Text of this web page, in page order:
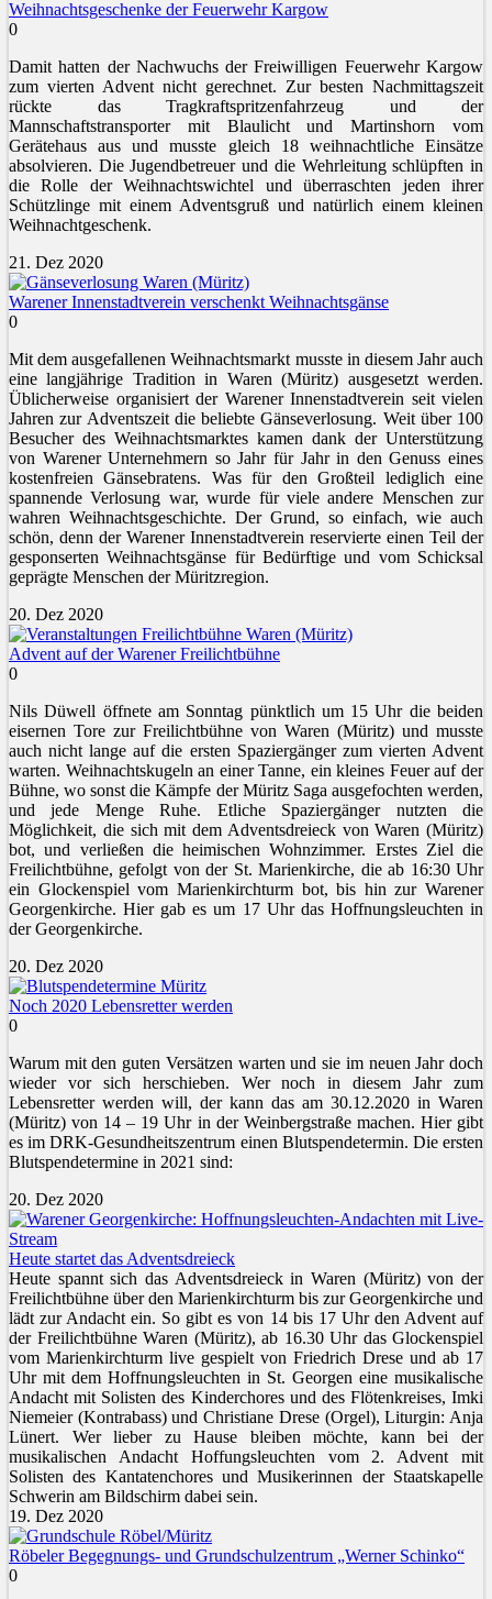
Weihnachtsgeschenke der Feuerwehr Kargow
0
Damit hatten der Nachwuchs der Freiwilligen Feuerwehr Kargow
zum vierten Advent nicht gerechnet. Zur besten Nachmittagszeit
rückte das Tragkraftspritzenfahrzeug und der
Mannschaftstransporter mit Blaulicht und Martinshorn vom
Gerätehaus aus und musste gleich 18 weihnachtliche Einsätze
absolvieren. Die Jugendbetreuer und die Wehrleitung schlüpften in
die Rolle der Weihnachtswichtel und überraschten jeden ihrer
Schützlinge mit einem Adventsgruß und natürlich einem kleinen
Weihnachtgeschenk.
21. Dez 2020
Warener Innenstadtverein verschenkt Weihnachtsgänse
0
Mit dem ausgefallenen Weihnachtsmarkt musste in diesem Jahr auch
eine langjährige Tradition in Waren (Müritz) ausgesetzt werden.
Üblicherweise organisiert der Warener Innenstadtverein seit vielen
Jahren zur Adventszeit die beliebte Gänseverlosung. Weit über 100
Besucher des Weihnachtsmarktes kamen dank der Unterstützung
von Warener Unternehmern so Jahr für Jahr in den Genuss eines
kostenfreien Gänsebratens. Was für den Großteil lediglich eine
spannende Verlosung war, wurde für viele andere Menschen zur
wahren Weihnachtsgeschichte. Der Grund, so einfach, wie auch
schön, denn der Warener Innenstadtverein reservierte einen Teil der
gesponserten Weihnachtsgänse für Bedürftige und vom Schicksal
geprägte Menschen der Müritzregion.
20. Dez 2020
Advent auf der Warener Freilichtbühne
0
Nils Düwell öffnete am Sonntag pünktlich um 15 Uhr die beiden
eisernen Tore zur Freilichtbühne von Waren (Müritz) und musste
auch nicht lange auf die ersten Spaziergänger zum vierten Advent
warten. Weihnachtskugeln an einer Tanne, ein kleines Feuer auf der
Bühne, wo sonst die Kämpfe der Müritz Saga ausgefochten werden,
und jede Menge Ruhe. Etliche Spaziergänger nutzten die
Möglichkeit, die sich mit dem Adventsdreieck von Waren (Müritz)
bot, und verließen die heimischen Wohnzimmer. Erstes Ziel die
Freilichtbühne, gefolgt von der St. Marienkirche, die ab 16:30 Uhr
ein Glockenspiel vom Marienkirchturm bot, bis hin zur Warener
Georgenkirche. Hier gab es um 17 Uhr das Hoffnungsleuchten in
der Georgenkirche.
20. Dez 2020
Noch 2020 Lebensretter werden
0
Warum mit den guten Versätzen warten und sie im neuen Jahr doch
wieder vor sich herschieben. Wer noch in diesem Jahr zum
Lebensretter werden will, der kann das am 30.12.2020 in Waren
(Müritz) von 14 – 19 Uhr in der Weinbergstraße machen. Hier gibt
es im DRK-Gesundheitszentrum einen Blutspendetermin. Die ersten
Blutspendetermine in 2021 sind:
20. Dez 2020
Heute startet das Adventsdreieck
Heute spannt sich das Adventsdreieck in Waren (Müritz) von der
Freilichtbühne über den Marienkirchturm bis zur Georgenkirche und
lädt zur Andacht ein. So gibt es von 14 bis 17 Uhr den Advent auf
der Freilichtbühne Waren (Müritz), ab 16.30 Uhr das Glockenspiel
vom Marienkirchturm live gespielt von Friedrich Drese und ab 17
Uhr mit dem Hoffnungsleuchten in St. Georgen eine musikalische
Andacht mit Solisten des Kinderchores und des Flötenkreises, Imki
Niemeier (Kontrabass) und Christiane Drese (Orgel), Liturgin: Anja
Lünert. Wer lieber zu Hause bleiben möchte, kann bei der
musikalischen Andacht Hoffungsleuchten vom 2. Advent mit
Solisten des Kantatenchores und Musikerinnen der Staatskapelle
Schwerin am Bildschirm dabei sein.
19. Dez 2020
Röbeler Begegnungs- und Grundschulzentrum „Werner Schinko“
0